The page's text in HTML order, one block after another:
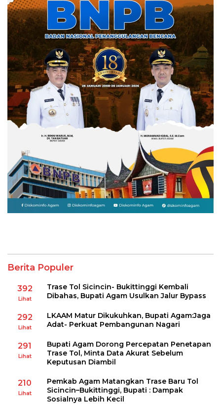
Berita Populer
392
Lihat
Trase Tol Sicincin- Bukittinggi Kembali
Dibahas, Bupati Agam Usulkan Jalur Bypass
292
Lihat
LKAAM Matur Dikukuhkan, Bupati Agam:Jaga
Adat- Perkuat Pembangunan Nagari
291
Lihat
Bupati Agam Dorong Percepatan Penetapan
Trase Tol, Minta Data Akurat Sebelum
Keputusan Diambil
210
Lihat
Pemkab Agam Matangkan Trase Baru Tol
Sicincin–Bukittinggi, Bupati : Dampak
Sosialnya Lebih Kecil